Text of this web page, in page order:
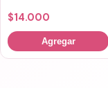
$14.000
Agregar